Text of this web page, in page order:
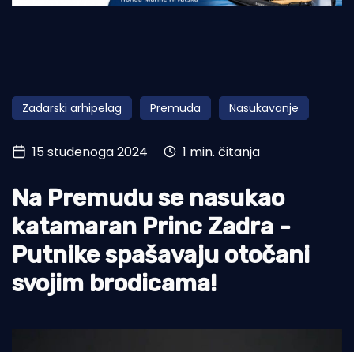
Obala
Otoci
Turizam i nautika
Pomorstvo
Ribolov
Ekologija
Tradicija i kultura
Zadarski arhipelag Premuda Nasukavanje
15 studenoga 2024 1 min. čitanja
Na Premudu se nasukao
katamaran Princ Zadra -
Putnike spašavaju otočani
svojim brodicama!